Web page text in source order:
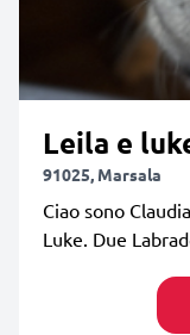
Leila e
91025, Marsala
Ciao sono
Luke. Due